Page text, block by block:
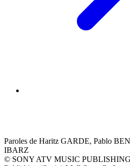
Paroles de Haritz GARDE, Pablo
IBARZ
© SONY ATV MUSIC